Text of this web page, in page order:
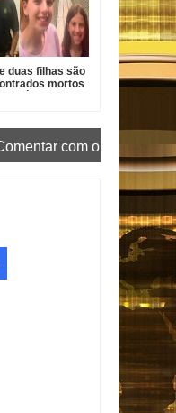
duas filhas são
mortos
com o